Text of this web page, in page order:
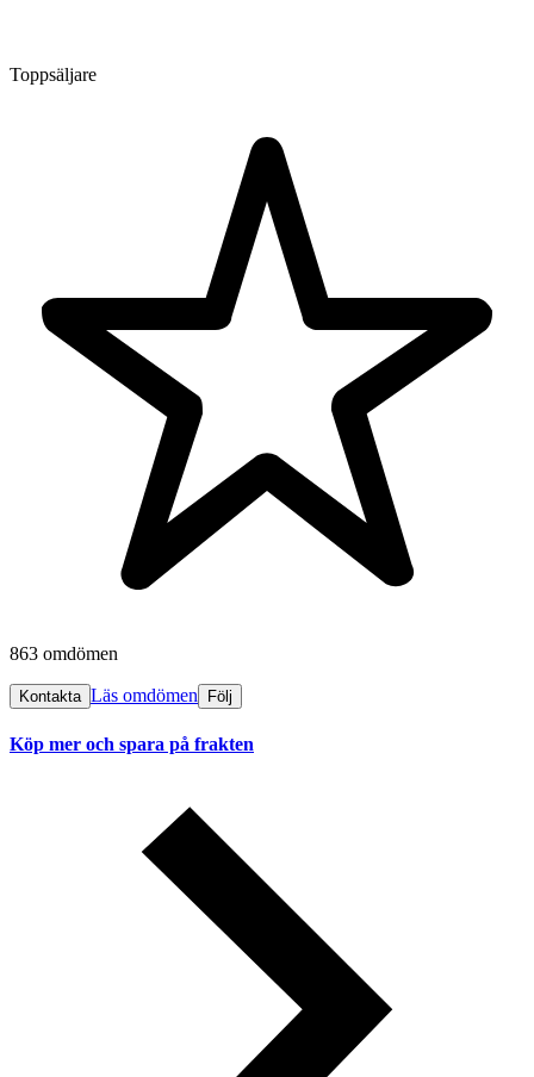
Toppsäljare
863 omdömen
Kontakta Läs omdömen Följ
Köp mer och spara på frakten